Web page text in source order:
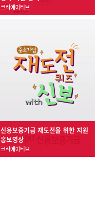
크리에이티브
신용보증기금 재도전을 위한 지원
홍보영상
크리에이티브